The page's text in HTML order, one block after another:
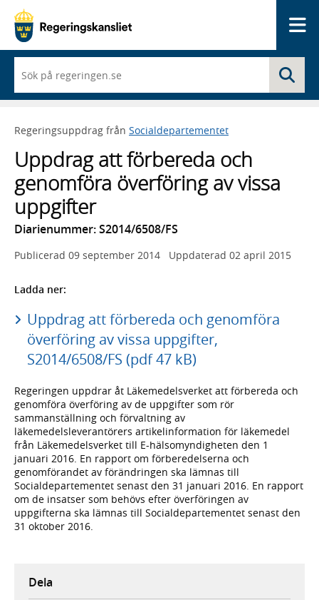
du
börjar
skriva
framträder
lista
med
sökförslag
Regeringsuppdrag från Socialdepartementet
Uppdrag att förbereda och
genomföra överföring av vissa
uppgifter
Diarienummer: S2014/6508/FS
Publicerad 09 september 2014 Uppdaterad 02 april 2015
Ladda ner:
Uppdrag att förbereda och genomföra
överföring av vissa uppgifter,
S2014/6508/FS (pdf 47 kB)
Regeringen uppdrar åt Läkemedelsverket att förbereda och
genomföra överföring av de uppgifter som rör
sammanställning och förvaltning av
läkemedelsleverantörers artikelinformation för läkemedel
från Läkemedelsverket till E-hälsomyndigheten den 1
januari 2016. En rapport om förberedelserna och
genomförandet av förändringen ska lämnas till
Socialdepartementet senast den 31 januari 2016. En rapport
om de insatser som behövs efter överföringen av
uppgifterna ska lämnas till Socialdepartementet senast den
31 oktober 2016.
Dela